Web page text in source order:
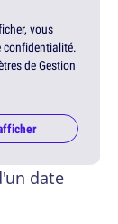
vous
confidentialité.
de Gestion
date